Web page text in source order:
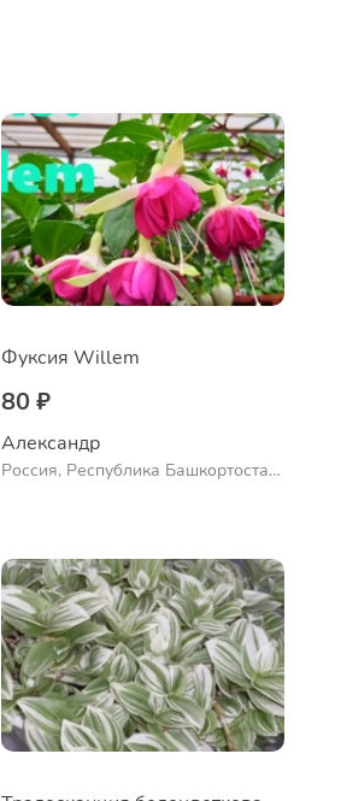
Фуксия Willem
80 ₽
Александр
Россия, Республика Башкортостан,